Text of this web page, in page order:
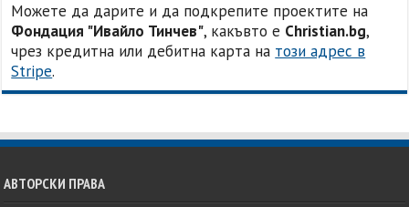
Можете да дарите и да подкрепите проектите на
Фондация "Ивайло Тинчев", какъвто е Christian.bg,
чрез кредитна или дебитна карта на този адрес в
Stripe.
АВТОРСКИ ПРАВА